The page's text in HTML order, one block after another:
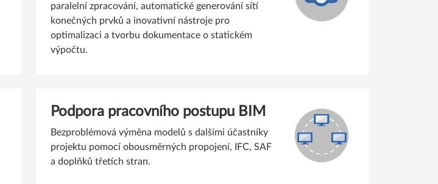
paralelní zpracování, automatické generování sítí
konečných prvků a inovativní nástroje pro
optimalizaci a tvorbu dokumentace o statickém
výpočtu.
Podpora pracovního postupu BIM
Bezproblémová výměna modelů s dalšími účastníky
projektu pomocí obousměrných propojení, IFC, SAF
a doplňků třetích stran.